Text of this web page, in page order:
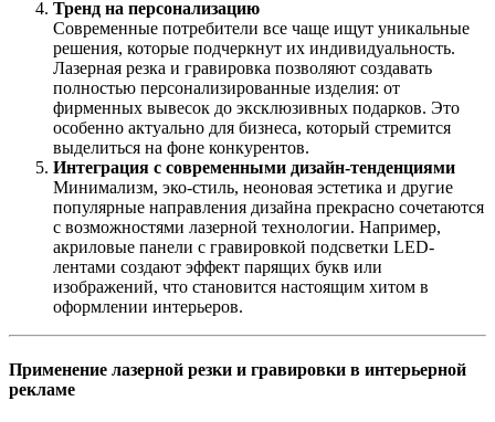
Тренд на персонализацию
Современные потребители все чаще ищут уникальные
решения, которые подчеркнут их индивидуальность.
Лазерная резка и гравировка позволяют создавать
полностью персонализированные изделия: от
фирменных вывесок до эксклюзивных подарков. Это
особенно актуально для бизнеса, который стремится
выделиться на фоне конкурентов.
Интеграция с современными дизайн-тенденциями
Минимализм, эко-стиль, неоновая эстетика и другие
популярные направления дизайна прекрасно сочетаются
с возможностями лазерной технологии. Например,
акриловые панели с гравировкой подсветки LED-
лентами создают эффект парящих букв или
изображений, что становится настоящим хитом в
оформлении интерьеров.
Применение лазерной резки и гравировки в интерьерной
рекламе